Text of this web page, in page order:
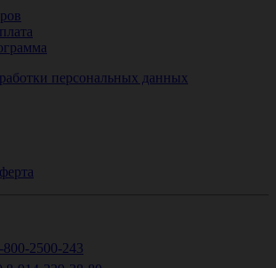
персональных данных
800-2500-243